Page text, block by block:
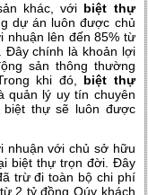
khác, với biệt thự
dự án luôn được chủ
nhuận lên đến 85% từ
Đây chính là khoản lợi
sản thông thường
khi đó, biệt thự
quản lý uy tín chuyên
biệt thự sẽ luôn được
nhuận với chủ sở hữu
biệt thự trọn đời. Đây
trừ đi toàn bộ chi phí
2 tỷ đồng Qúy khách